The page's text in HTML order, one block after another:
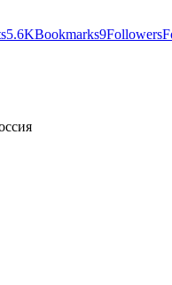
5.6KBookmarks9Followers